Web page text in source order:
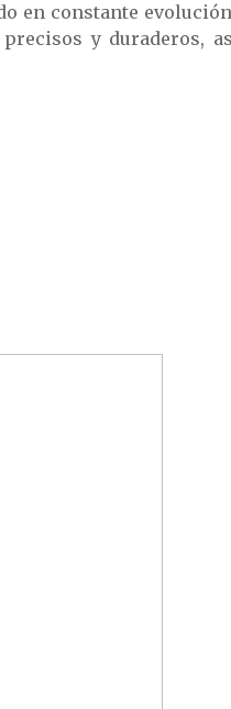
en constante
y duraderos,